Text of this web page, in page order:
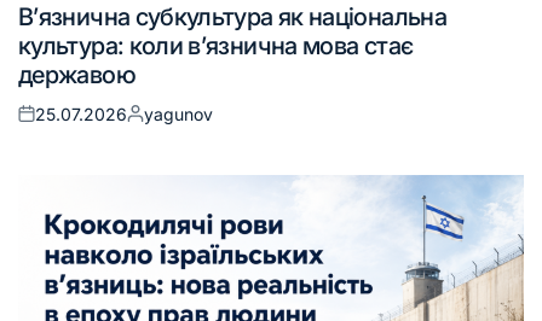
В’язнична субкультура як національна
культура: коли в’язнична мова стає
державою
25.07.2026 yagunov